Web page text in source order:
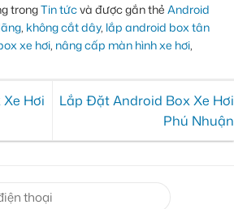
trongTin tứcvà được gắn thẻ Android
, không cắt dây, lắp android box tân
xe hơi, nâng cấp màn hình xe hơi,
Hơi
Lắp Đặt Android Box Xe Hơi
Phú Nhuận